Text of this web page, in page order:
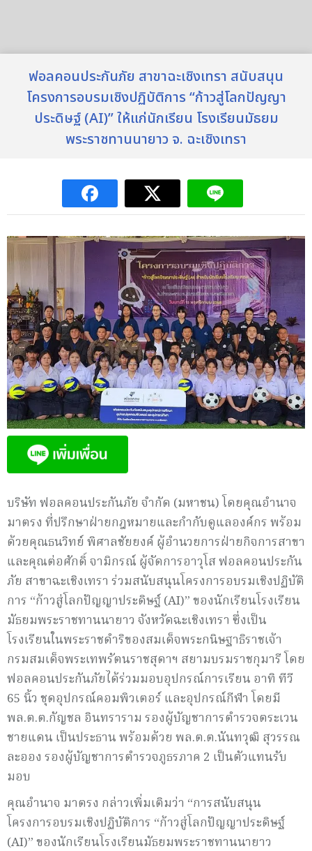
ฟอลคอนประกันภัย สาขาฉะเชิงเทรา สนับสนุน
โครงการอบรมเชิงปฏิบัติการ “ก้าวสู่โลกปัญญา
ประดิษฐ์ (AI)” ให้แก่นักเรียน โรงเรียนมัธยม
พระราชทานนายาว จ. ฉะเชิงเทรา
บริษัท ฟอลคอนประกันภัย จำกัด (มหาชน) โดยคุณอำนาจ
มาตรง ที่ปรึกษาฝ่ายกฎหมายและกำกับดูแลองค์กร พร้อม
ด้วยคุณธนวิทย์ พิศาลชัยยงค์ ผู้อำนวยการฝ่ายกิจการสาขา
และคุณต่อศักดิ์ จามิกรณ์ ผู้จัดการอาวุโส ฟอลคอนประกัน
ภัย สาขาฉะเชิงเทรา ร่วมสนับสนุนโครงการอบรมเชิงปฏิบัติ
การ “ก้าวสู่โลกปัญญาประดิษฐ์ (AI)” ของนักเรียนโรงเรียน
มัธยมพระราชทานนายาว จังหวัดฉะเชิงเทรา ซึ่งเป็น
โรงเรียนในพระราชดำริของสมเด็จพระกนิษฐาธิราชเจ้า
กรมสมเด็จพระเทพรัตนราชสุดาฯ สยามบรมราชกุมารี โดย
ฟอลคอนประกันภัยได้ร่วมมอบอุปกรณ์การเรียน อาทิ ทีวี
65 นิ้ว ชุดอุปกรณ์คอมพิวเตอร์ และอุปกรณ์กีฬา โดยมี
พล.ต.ต.กัญชล อินทราราม รองผู้บัญชาการตำรวจตระเวน
ชายแดน เป็นประธาน พร้อมด้วย พล.ต.ต.นันทวุฒิ สุวรรณ
ละออง รองผู้บัญชาการตำรวจภูธรภาค 2 เป็นตัวแทนรับ
มอบ
คุณอำนาจ มาตรง กล่าวเพิ่มเติมว่า “การสนับสนุน
โครงการอบรมเชิงปฏิบัติการ “ก้าวสู่โลกปัญญาประดิษฐ์
(AI)” ของนักเรียนโรงเรียนมัธยมพระราชทานนายาว